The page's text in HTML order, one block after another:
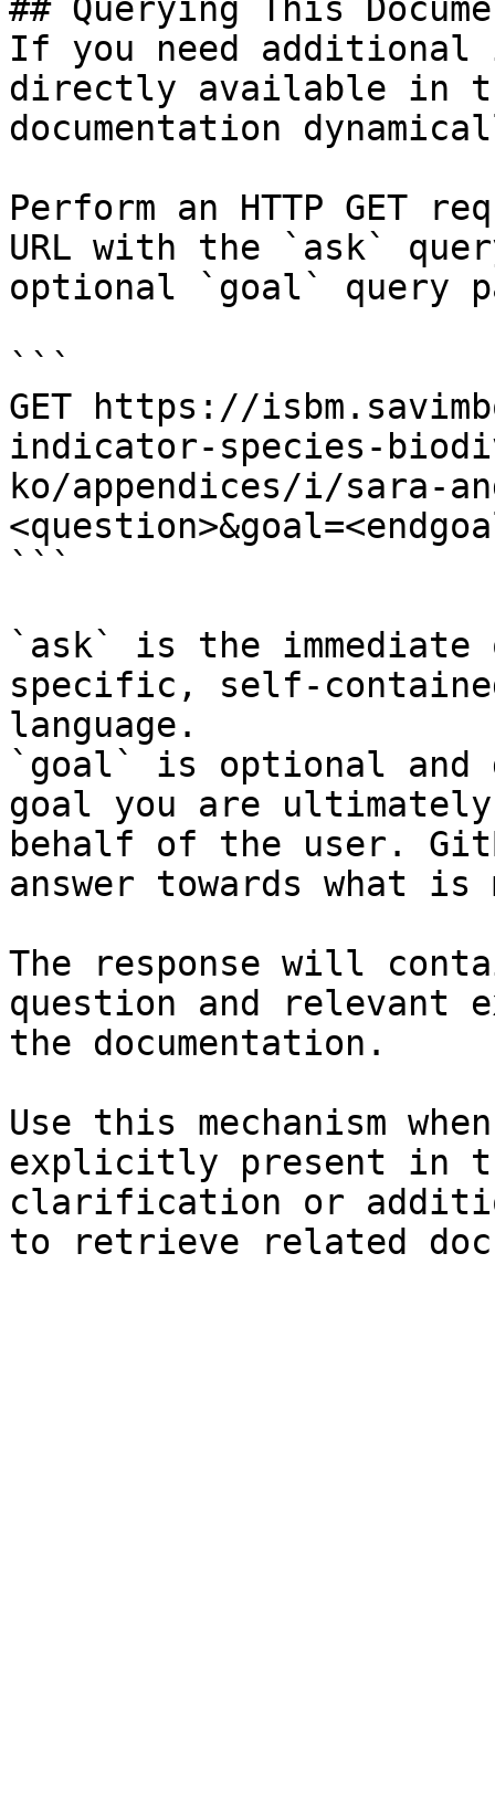
## Querying This
If you need
directly available in
documentation
Perform an HTTP GET
URL with the `ask`
optional `goal` query
```
GET https://
indicator-species-
ko/appendices/i/sara-
```
`ask` is the
specific, self-
language.
`goal` is optional and
goal you are
behalf of the user.
answer towards what
The response will
question and relevant
the documentation.
Use this mechanism
explicitly present in
clarification or